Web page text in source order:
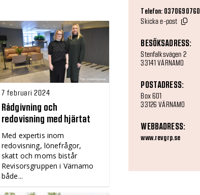
7 februari 2024
Rådgivning och
redovisning med hjärtat
Med expertis inom
redovisning, lönefrågor,
skatt och moms bistår
Revisorsgruppen i Värnamo
både...
Telefon: 0370690760
Skicka e-post
BESÖKSADRESS:
Stenfalksvägen 2
33141 VÄRNAMO
POSTADRESS:
Box 601
33126 VÄRNAMO
WEBBADRESS:
www.revgrp.se